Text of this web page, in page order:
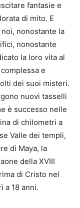
fantasie e
di mito. E
nonostante la
nonostante
la loro vita al
e
dei suoi misteri.
nuovi tasselli
è successo nelle
di chilometri a
Valle dei templi,
di Maya, la
della XVIII
di Cristo nel
a 18 anni.